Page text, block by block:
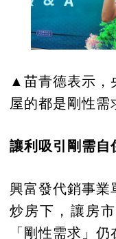
▲苗青德表示，
屋的都是剛性需
讓利吸引剛需自
興富發代銷事業
炒房下，讓房
「剛性需求」